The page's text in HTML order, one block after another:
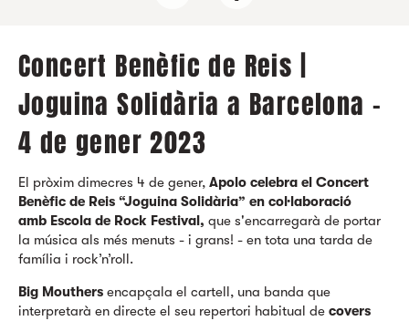
Concert Benèfic de Reis |
Joguina Solidària a Barcelona -
4 de gener 2023
El pròxim dimecres 4 de gener, Apolo celebra el Concert
Benèfic de Reis “Joguina Solidària” en col·laboració
amb Escola de Rock Festival, que s'encarregarà de portar
la música als més menuts - i grans! - en tota una tarda de
família i rock’n’roll.
Big Mouthers encapçala el cartell, una banda que
interpretarà en directe el seu repertori habitual de covers